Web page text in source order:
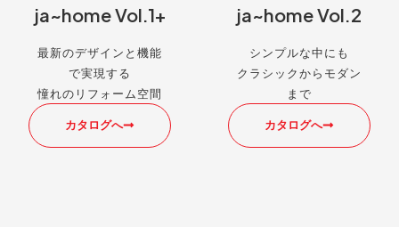
ja~home Vol.1+
最新のデザインと機能
で実現する
憧れのリフォーム空間
カタログへ
ja~home Vol.2
シンプルな中にも
クラシックからモダン
まで
カタログへ